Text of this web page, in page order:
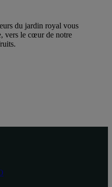
du jardin royal vous
vers le cœur de notre